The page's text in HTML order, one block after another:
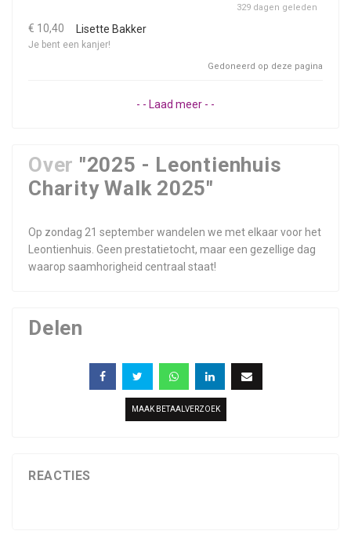
€ 10,40 Lisette Bakker
Je bent een kanjer!
329 dagen geleden
Gedoneerd op deze pagina
- - Laad meer - -
Over "2025 - Leontienhuis
Charity Walk 2025"
Op zondag 21 september wandelen we met elkaar voor het
Leontienhuis. Geen prestatietocht, maar een gezellige dag
waarop saamhorigheid centraal staat!
Delen
MAAK BETAALVERZOEK
REACTIES